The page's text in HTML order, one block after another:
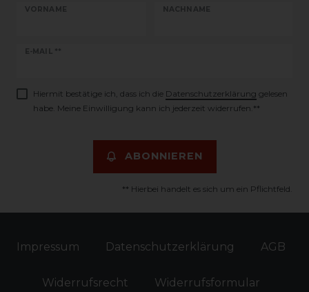
VORNAME NACHNAME
E-MAIL **
Newsletter
Hiermit bestätige ich, dass ich die Daten­schutz­erklärung gelesen
habe. Meine Einwilligung kann ich jederzeit widerrufen.**
ABONNIEREN
** Hierbei handelt es sich um ein Pflichtfeld.
Impressum Daten­schutz­erklärung AGB
Widerrufs­recht Widerrufs­formular